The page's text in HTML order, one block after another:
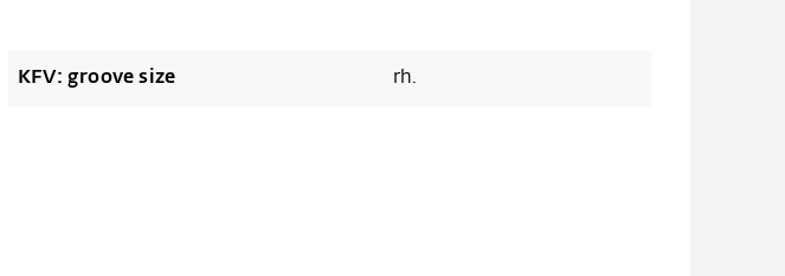
KFV: groove size rh.